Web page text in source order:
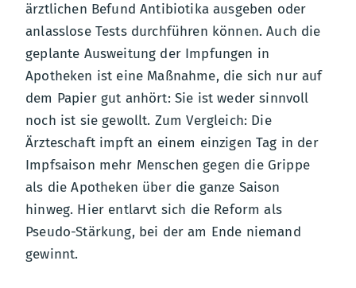
ärztlichen Befund Antibiotika ausgeben oder
anlasslose Tests durchführen können. Auch die
geplante Ausweitung der Impfungen in
Apotheken ist eine Maßnahme, die sich nur auf
dem Papier gut anhört: Sie ist weder sinnvoll
noch ist sie gewollt. Zum Vergleich: Die
Ärzteschaft impft an einem einzigen Tag in der
Impfsaison mehr Menschen gegen die Grippe
als die Apotheken über die ganze Saison
hinweg. Hier entlarvt sich die Reform als
Pseudo-Stärkung, bei der am Ende niemand
gewinnt.